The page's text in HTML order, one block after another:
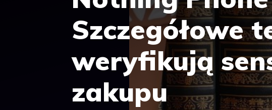
Szczegółowe
weryfikują
zakupu